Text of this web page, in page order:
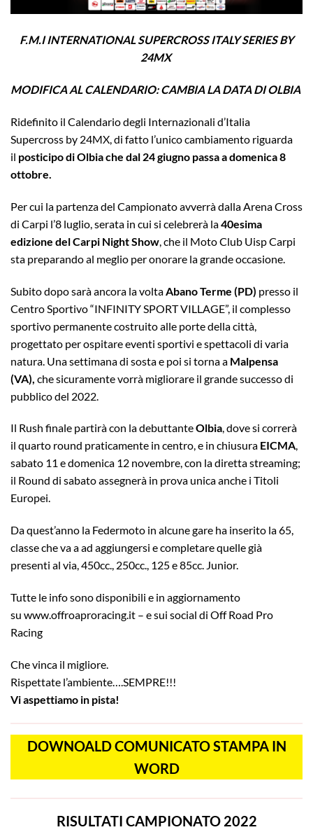
F.M.I INTERNATIONAL SUPERCROSS ITALY SERIES BY
24MX
MODIFICA AL CALENDARIO: CAMBIA LA DATA DI OLBIA
Ridefinito il Calendario degli Internazionali d’Italia
Supercross by 24MX, di fatto l’unico cambiamento riguarda
il posticipo di Olbia che dal 24 giugno passa a domenica 8
ottobre.
Per cui la partenza del Campionato avverrà dalla Arena Cross
di Carpi l’8 luglio, serata in cui si celebrerà la40esima
edizione del Carpi Night Show, che il Moto Club Uisp Carpi
sta preparando al meglio per onorare la grande occasione.
Subito dopo sarà ancora la volta Abano Terme (PD) presso il
Centro Sportivo “INFINITY SPORT VILLAGE”, il complesso
sportivo permanente costruito alle porte della città,
progettato per ospitare eventi sportivi e spettacoli di varia
natura. Una settimana di sosta e poi si torna a Malpensa
(VA), che sicuramente vorrà migliorare il grande successo di
pubblico del 2022.
Il Rush finale partirà con la debuttanteOlbia, dove si correrà
il quarto round praticamente in centro, e in chiusura EICMA,
sabato 11 e domenica 12 novembre, con la diretta streaming;
il Round di sabato assegnerà in prova unica anche i Titoli
Europei.
Da quest’anno la Federmoto in alcune gare ha inserito la 65,
classe che va a ad aggiungersi e completare quelle già
presenti al via, 450cc., 250cc., 125 e 85cc. Junior.
Tutte le info sono disponibili e in aggiornamento
su www.offroaproracing.it – e sui social di Off Road Pro
Racing
Che vinca il migliore.
Rispettate l’ambiente….SEMPRE!!!
Vi aspettiamo in pista!
DOWNOALD COMUNICATO STAMPA IN
WORD
RISULTATI CAMPIONATO 2022